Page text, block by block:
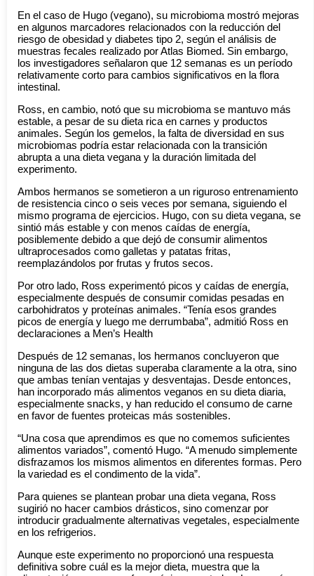
En el caso de Hugo (vegano), su microbioma mostró mejoras
en algunos marcadores relacionados con la reducción del
riesgo de obesidad y diabetes tipo 2, según el análisis de
muestras fecales realizado por Atlas Biomed. Sin embargo,
los investigadores señalaron que 12 semanas es un período
relativamente corto para cambios significativos en la flora
intestinal.
Ross, en cambio, notó que su microbioma se mantuvo más
estable, a pesar de su dieta rica en carnes y productos
animales. Según los gemelos, la falta de diversidad en sus
microbiomas podría estar relacionada con la transición
abrupta a una dieta vegana y la duración limitada del
experimento.
Ambos hermanos se sometieron a un riguroso entrenamiento
de resistencia cinco o seis veces por semana, siguiendo el
mismo programa de ejercicios. Hugo, con su dieta vegana, se
sintió más estable y con menos caídas de energía,
posiblemente debido a que dejó de consumir alimentos
ultraprocesados como galletas y patatas fritas,
reemplazándolos por frutas y frutos secos.
Por otro lado, Ross experimentó picos y caídas de energía,
especialmente después de consumir comidas pesadas en
carbohidratos y proteínas animales. “Tenía esos grandes
picos de energía y luego me derrumbaba”, admitió Ross en
declaraciones a Men’s Health
Después de 12 semanas, los hermanos concluyeron que
ninguna de las dos dietas superaba claramente a la otra, sino
que ambas tenían ventajas y desventajas. Desde entonces,
han incorporado más alimentos veganos en su dieta diaria,
especialmente snacks, y han reducido el consumo de carne
en favor de fuentes proteicas más sostenibles.
“Una cosa que aprendimos es que no comemos suficientes
alimentos variados”, comentó Hugo. “A menudo simplemente
disfrazamos los mismos alimentos en diferentes formas. Pero
la variedad es el condimento de la vida”.
Para quienes se plantean probar una dieta vegana, Ross
sugirió no hacer cambios drásticos, sino comenzar por
introducir gradualmente alternativas vegetales, especialmente
en los refrigerios.
Aunque este experimento no proporcionó una respuesta
definitiva sobre cuál es la mejor dieta, muestra que la